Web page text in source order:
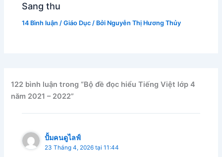
Sang thu
14 Bình luận /Giáo Dục / Bởi Nguyễn Thị Hương Thủy
122 bình luận trong “Bộ đề đọc hiểu Tiếng Việt lớp 4
năm 2021 – 2022”
ปั้มคนดูไลฟ์
23 Tháng 4, 2026 tại 11:44